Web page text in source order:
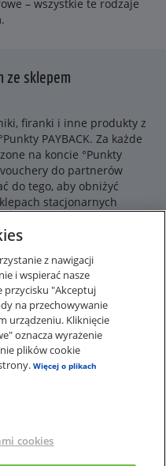
– wszystkie te rodzaje
ze sklepem
firanki i inne produkty z
PAYBACK. Za każde
na koncie °Punkty
do partnerów
do tego, aby obniżyć
stacjonarnych
zacznij zbierać °Punkty.
podpierzyna.com,
czy są dostępne
zdobędziesz dodatkowe
przycisk „do sklepu”,
się powiększy.
×
z nawigacji
i wspierać nasze
przycisku "Akceptuj
na przechowywanie
urządzeniu. Kliknięcie
oznacza wyrażenie
plików cookie
Więcej o plikach
cookies